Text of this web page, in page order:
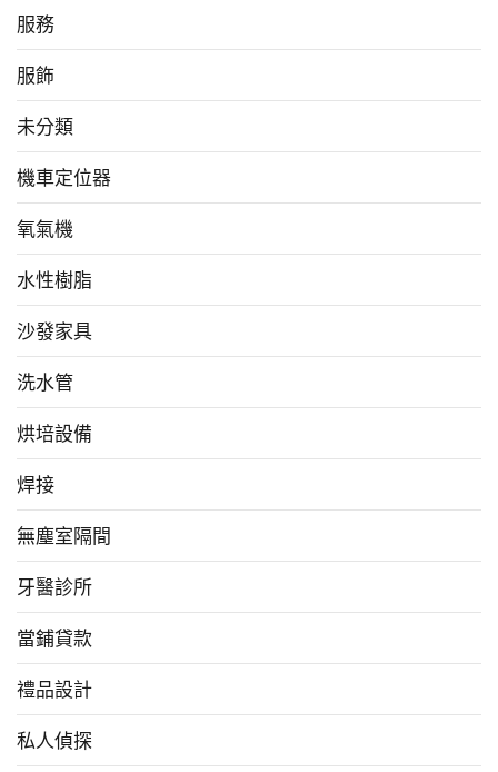
服務
服飾
未分類
機車定位器
氧氣機
水性樹脂
沙發家具
洗水管
烘培設備
焊接
無塵室隔間
牙醫診所
當鋪貸款
禮品設計
私人偵探